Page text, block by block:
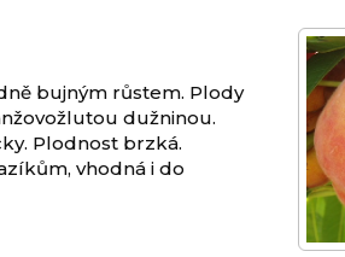
bujným růstem. Plody
dužninou.
Plodnost brzká.
vhodná i do